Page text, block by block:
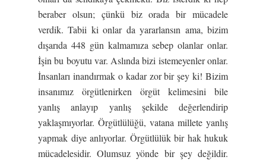
beraber olsun; çünkü biz orada bir mücadele
verdik. Tabii ki onlar da yararlansın ama, bizim
dışarıda 448 gün kalmamıza sebep olanlar onlar.
İşin bu boyutu var. Aslında bizi istemeyenler onlar.
İnsanları inandırmak o kadar zor bir şey ki! Bizim
insanımız örgütlenirken örgüt kelimesini bile
yanlış anlayıp yanlış şekilde değerlendirip
yaklaşmıyorlar. Örgütlülüğü, vatana millete yanlış
yapmak diye anlıyorlar. Örgütlülük bir hak hukuk
mücadelesidir. Olumsuz yönde bir şey değildir.